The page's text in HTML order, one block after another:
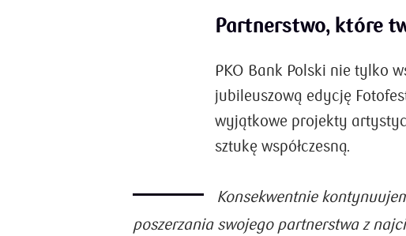
Partnerstwo, które
PKO Bank Polski nie tylko
jubileuszową edycję
wyjątkowe projekty
sztukę współczesną.
Konsekwentnie
poszerzania swojego partnerstwa z